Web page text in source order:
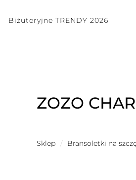
Biżuteryjne TRENDY 2026
ZOZO
Sklep / Bransoletki na